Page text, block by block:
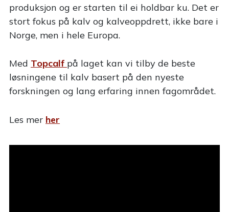
produksjon og er starten til ei holdbar ku. Det er
stort fokus på kalv og kalveoppdrett, ikke bare i
Norge, men i hele Europa.
Med Topcalf på laget kan vi tilby de beste
løsningene til kalv basert på den nyeste
forskningen og lang erfaring innen fagområdet.
Les mer her